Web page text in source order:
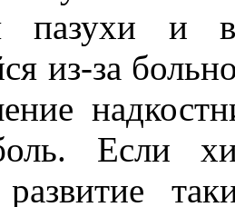
пазухи и
из-за
Если